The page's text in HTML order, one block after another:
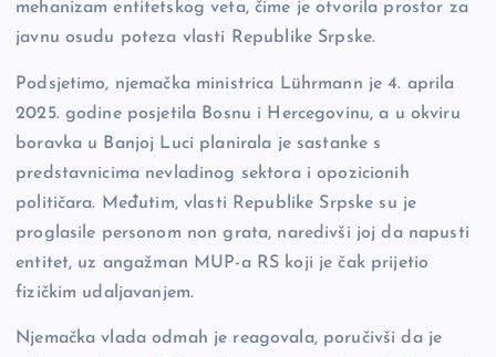
mehanizam entitetskog veta, čime je otvorila prostor za
javnu osudu poteza vlasti Republike Srpske.
Podsjetimo, njemačka ministrica Lührmann je 4. aprila
2025. godine posjetila Bosnu i Hercegovinu, a u okviru
boravka u Banjoj Luci planirala je sastanke s
predstavnicima nevladinog sektora i opozicionih
političara. Međutim, vlasti Republike Srpske su je
proglasile personom non grata, naredivši joj da napusti
entitet, uz angažman MUP-a RS koji je čak prijetio
fizičkim udaljavanjem.
Njemačka vlada odmah je reagovala, poručivši da je